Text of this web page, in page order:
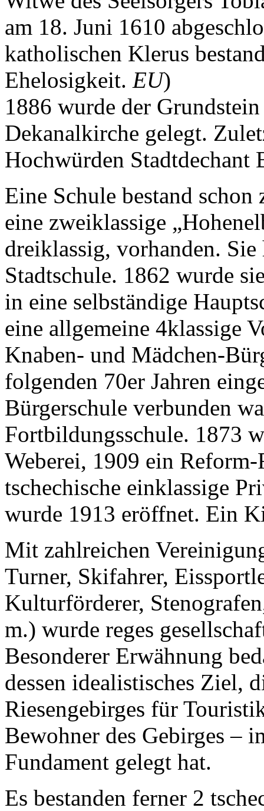
am 18. Juni 1610
katholischen Klerus
Ehelosigkeit. EU)
1886 wurde der
Dekanalkirche gelegt.
Hochwürden Stadtdechant
Eine Schule bestand
eine zweiklassige
dreiklassig, vorhanden.
Stadtschule. 1862 wurde
in eine selbständige
eine allgemeine 4klassige
Knaben- und Mädchen-
folgenden 70er Jahren
Bürgerschule verbunden
Fortbildungsschule. 1873
Weberei, 1909 ein
tschechische einklassige
wurde 1913 eröffnet. Ein
Mit zahlreichen
Turner, Skifahrer,
Kulturförderer,
m.) wurde reges
Besonderer Erwähnung
dessen idealistisches Ziel,
Riesengebirges für
Bewohner des Gebirges –
Fundament gelegt hat.
Es bestanden ferner 2